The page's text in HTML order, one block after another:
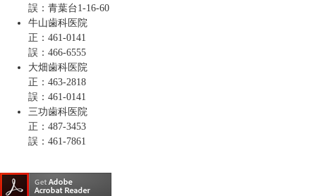
誤：青葉台1-16-60
牛山歯科医院
正：461-0141
誤：466-6555
大畑歯科医院
正：463-2818
誤：461-0141
三功歯科医院
​正：487-3453
誤：461-7861